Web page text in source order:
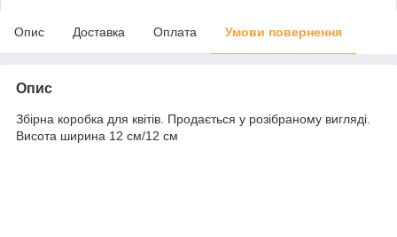
Опис Доставка Оплата Умови повернення
Опис
Збірна коробка для квітів. Продається у розібраному вигляді.
Висота ширина 12 см/12 см